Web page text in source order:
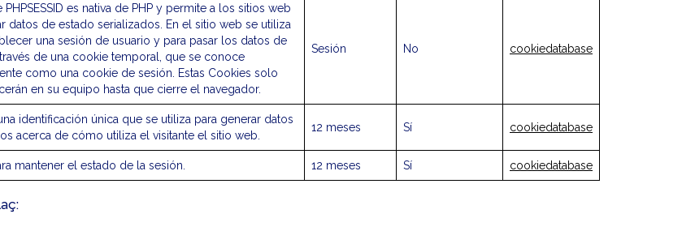
PHPSESSID es nativa de PHP y permite a los sitios web
datos de estado serializados. En el sitio web se utiliza
una sesión de usuario y para pasar los datos de
de una cookie temporal, que se conoce
como una cookie de sesión. Estas Cookies solo
en su equipo hasta que cierre el navegador.
Sesión No cookiedatabase
identificación única que se utiliza para generar datos
acerca de cómo utiliza el visitante el sitio web.
12 meses Sí cookiedatabase
mantener el estado de la sesión. 12 meses Sí cookiedatabase